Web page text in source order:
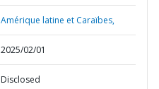
Amérique latine et Caraïbes,
2025/02/01
Disclosed